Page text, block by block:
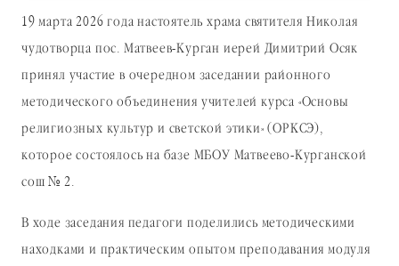
19 марта 2026 года настоятель храма святителя Николая
чудотворца пос. Матвеев-Курган иерей Димитрий Осяк
принял участие в очередном заседании районного
методического объединения учителей курса «Основы
религиозных культур и светской этики» (ОРКСЭ),
которое состоялось на базе МБОУ Матвеево-Курганской
сош № 2.
В ходе заседания педагоги поделились методическими
находками и практическим опытом преподавания модуля